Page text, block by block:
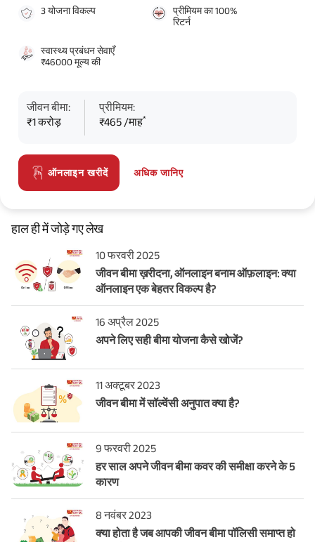
3 योजना विकल्प
प्रीमियम का 100%
रिटर्न
स्वास्थ्य प्रबंधन सेवाएँ
₹46000 मूल्य की
जीवन बीमा:
₹1 करोड़
प्रीमियम:
₹465 /माह*
ऑनलाइन खरीदें अधिक जानिए
हाल ही में जोड़े गए लेख
10 फरवरी 2025
जीवन बीमा ख़रीदना, ऑनलाइन बनाम ऑफ़लाइन: क्या
ऑनलाइन एक बेहतर विकल्प है?
16 अप्रैल 2025
अपने लिए सही बीमा योजना कैसे खोजें?
11 अक्टूबर 2023
जीवन बीमा में सॉल्वेंसी अनुपात क्या है?
9 फरवरी 2025
हर साल अपने जीवन बीमा कवर की समीक्षा करने के 5
कारण
8 नवंबर 2023
क्या होता है जब आपकी जीवन बीमा पॉलिसी समाप्त हो